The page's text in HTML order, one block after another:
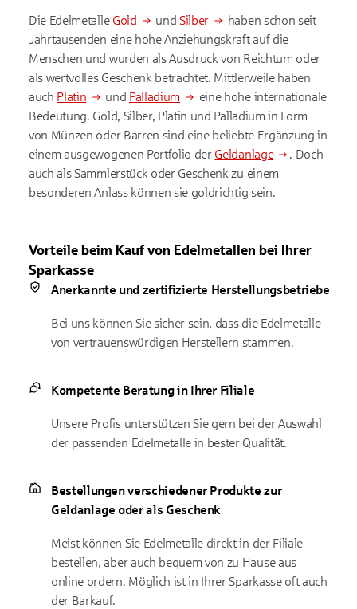
Die Edelmetalle Gold undSilber
haben schon seit
Jahrtausenden eine hohe Anziehungskraft auf die
Menschen und wurden als Ausdruck von Reichtum oder
als wertvolles Geschenk betrachtet. Mittlerweile haben
auch Platin und Palladium
eine hohe internationale
Bedeutung. Gold, Silber, Platin und Palladium in Form
von Münzen oder Barren sind eine beliebte Ergänzung in
einem ausgewogenen Portfolio der Geldanlage
. Doch
auch als Sammlerstück oder Geschenk zu einem
besonderen Anlass können sie goldrichtig sein.
Vorteile beim Kauf von Edelmetallen bei Ihrer
Sparkasse
Anerkannte und zertifizierte Herstellungsbetriebe
Bei uns können Sie sicher sein, dass die Edelmetalle
von vertrauenswürdigen Herstellern stammen.
Kompetente Beratung in Ihrer Filiale
Unsere Profis unterstützen Sie gern bei der Auswahl
der passenden Edelmetalle in bester Qualität.
Bestellungen verschiedener Produkte zur
Geldanlage oder als Geschenk
Meist können Sie Edelmetalle direkt in der Filiale
bestellen, aber auch bequem von zu Hause aus
online ordern. Möglich ist in Ihrer Sparkasse oft auch
der Barkauf.